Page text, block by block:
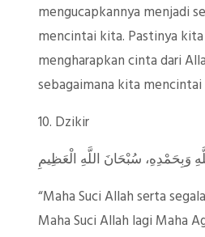
mengucapkannya menjadi
mencintai kita. Pastinya kita
mengharapkan cinta dari
sebagaimana kita mencintai
10. Dzikir
وَبِحَمْدِهِ، سُبْحَانَ اللَّهِ الْعَظِيمِ
“Maha Suci Allah serta
Maha Suci Allah lagi Maha